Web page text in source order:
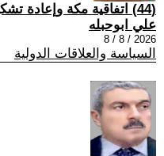
(44) اتفاقية مكة وإعادة تشكيل الأمن الإقليمي
علي ابوحبله
2026 / 8 / 8
السياسة والعلاقات الدولية